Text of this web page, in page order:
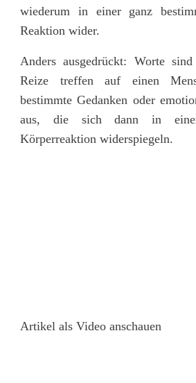
wiederum in einer ganz
Reaktion wider.
Anders ausgedrückt: Worte
Reize treffen auf einen
bestimmte Gedanken oder
aus, die sich dann in einer
Körperreaktion widerspiegeln.
Artikel als Video anschauen